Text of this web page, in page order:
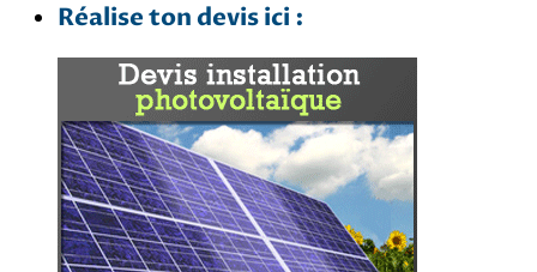
Réalise ton devis ici :